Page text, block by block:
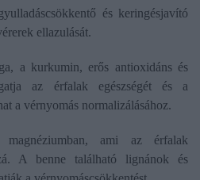
és keringésjavító
ellazulását.
a kurkumin, erős antioxidáns és
az érfalak egészségét és a
a vérnyomás normalizálásához.
ami az érfalak
A benne található lignánok és